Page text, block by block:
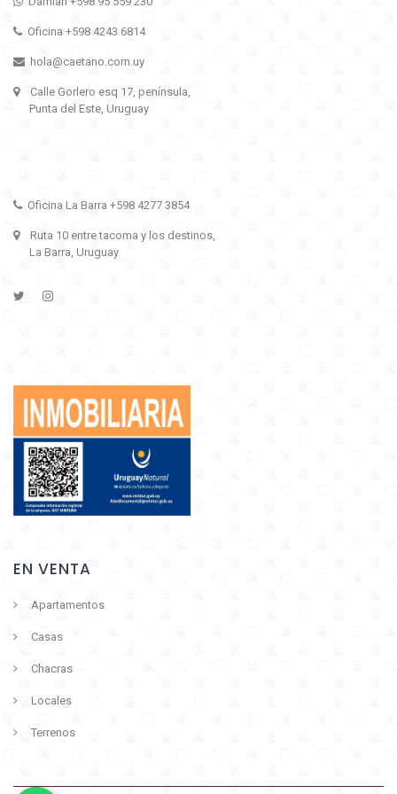
Oficina +598 4243 6814
hola@caetano.com.uy
Calle Gorlero esq 17, península,
Punta del Este, Uruguay
Oficina La Barra +598 4277 3854
Ruta 10 entre tacoma y los destinos,
La Barra, Uruguay
EN VENTA
Apartamentos
Casas
Chacras
Locales
Terrenos